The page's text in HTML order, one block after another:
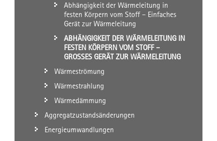
Abhängigkeit der Wärmeleitung in
festen Körpern vom Stoff – Einfaches
Gerät zur Wärmeleitung
ABHÄNGIGKEIT DER WÄRMELEITUNG IN
FESTEN KÖRPERN VOM STOFF –
GROSSES GERÄT ZUR WÄRMELEITUNG
Wärmeströmung
Wärmestrahlung
Wärmedämmung
Aggregatzustandsänderungen
Energieumwandlungen